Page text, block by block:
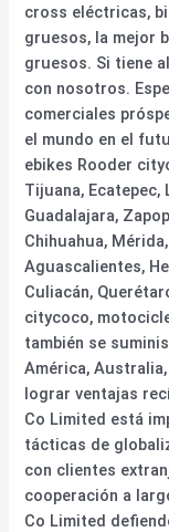
cross eléctricas,
gruesos, la mejor
gruesos. Si tiene
con nosotros.
comerciales
el mundo en el
ebikes Rooder
Tijuana, Ecatepec,
Guadalajara,
Chihuahua,
Aguascalientes,
Culiacán,
citycoco,
también se
América,
lograr ventajas
Co Limited está
tácticas de
con clientes
cooperación a
Co Limited